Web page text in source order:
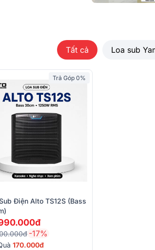
và sợi Kevlar cao
lắng. Loa sub B&W
khỏe khoắn.
Tất cả Loa sub
Trả Góp 0%
Điện Alto TS12S (bass
-17%
170.000đ